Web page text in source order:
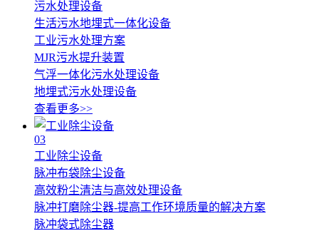
污水处理设备
生活污水地埋式一体化设备
工业污水处理方案
MJR污水提升装置
气浮一体化污水处理设备
地埋式污水处理设备
查看更多>>
03
工业除尘设备
脉冲布袋除尘设备
高效粉尘清洁与高效处理设备
脉冲打磨除尘器-提高工作环境质量的解决方案
脉冲袋式除尘器